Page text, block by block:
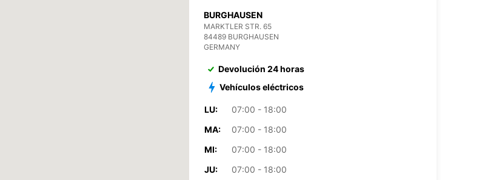
BURGHAUSEN
MARKTLER STR. 65
84489 BURGHAUSEN
GERMANY
Devolución 24 horas
Vehículos eléctricos
LU:
07:00 - 18:00
MA:
07:00 - 18:00
MI:
07:00 - 18:00
JU:
07:00 - 18:00